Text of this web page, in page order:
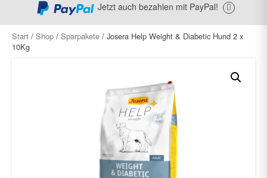
Jetzt auch bezahlen mit PayPal!
Start / Shop / Sparpakete / Josera Help Weight & Diabetic Hund 2 x
10Kg